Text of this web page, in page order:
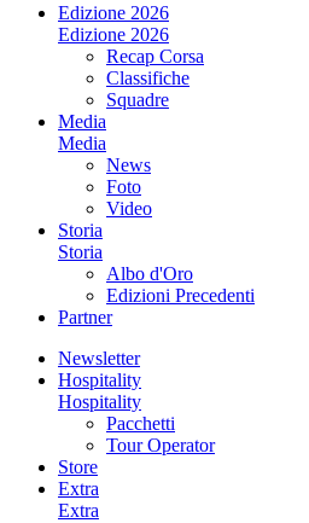
Edizione 2026
Edizione 2026
Recap Corsa
Classifiche
Squadre
Media
Media
News
Foto
Video
Storia
Storia
Albo d'Oro
Edizioni Precedenti
Partner
Newsletter
Hospitality
Hospitality
Pacchetti
Tour Operator
Store
Extra
Extra